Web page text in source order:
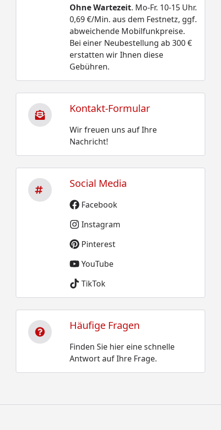
Ohne Wartezeit. Mo-Fr. 10-15 Uhr.
0,69 €/Min. aus dem Festnetz, ggf.
abweichende Mobilfunkpreise.
Bei einer Neubestellung ab 300 €
erstatten wir Ihnen diese
Gebühren.
Kontakt-Formular
Wir freuen uns auf Ihre
Nachricht!
Social Media
Facebook
Instagram
Pinterest
YouTube
TikTok
Häufige Fragen
Finden Sie hier eine schnelle
Antwort auf Ihre Frage.